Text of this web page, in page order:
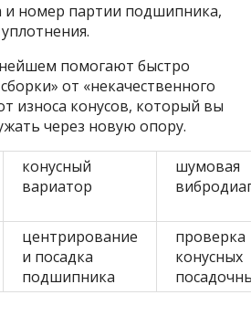
и номер партии подшипника,
помогают быстро
от «некачественного
износа конусов, который вы
через новую опору.
конусный
вариатор
шумовая
центрирование
и посадка
подшипника
проверка
конусных